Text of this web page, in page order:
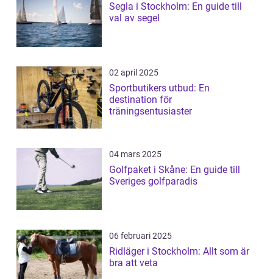
Segla i Stockholm: En guide till
val av segel
02 april 2025
Sportbutikers utbud: En
destination för
träningsentusiaster
04 mars 2025
Golfpaket i Skåne: En guide till
Sveriges golfparadis
06 februari 2025
Ridläger i Stockholm: Allt som är
bra att veta